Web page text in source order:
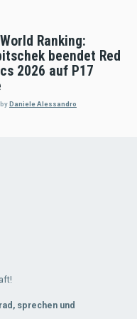
Ranking:
beendet Red
2026 auf P17
byDaniele Alessandro
sprechen und